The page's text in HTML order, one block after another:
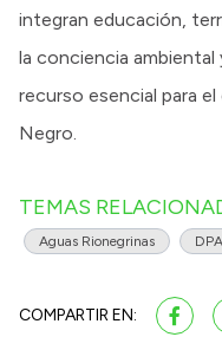
integran educación,
la conciencia
recurso esencial para
Negro.
TEMAS
Aguas Rionegrinas DPA
COMPARTIR EN: